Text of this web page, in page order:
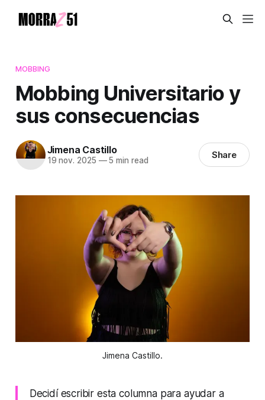
MOBBING
Mobbing Universitario y
sus consecuencias
Jimena Castillo
19 nov. 2025 —5 min read Share
Jimena Castillo.
Decidí escribir esta columna para ayudar a